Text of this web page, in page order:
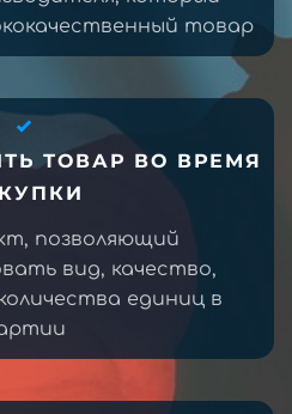
товар
ТОВАР ВО ВРЕМЯ
позволяющий
вид, качество,
единиц в